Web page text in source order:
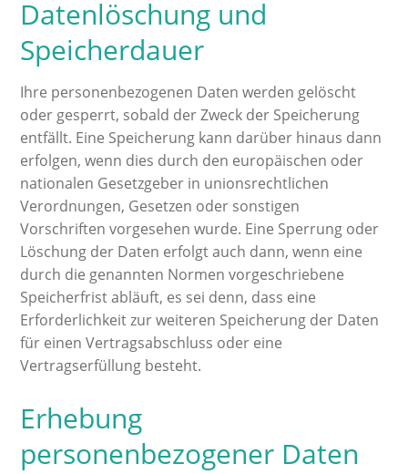
Datenlöschung und
Speicherdauer
Ihre personenbezogenen Daten werden gelöscht
oder gesperrt, sobald der Zweck der Speicherung
entfällt. Eine Speicherung kann darüber hinaus dann
erfolgen, wenn dies durch den europäischen oder
nationalen Gesetzgeber in unionsrechtlichen
Verordnungen, Gesetzen oder sonstigen
Vorschriften vorgesehen wurde. Eine Sperrung oder
Löschung der Daten erfolgt auch dann, wenn eine
durch die genannten Normen vorgeschriebene
Speicherfrist abläuft, es sei denn, dass eine
Erforderlichkeit zur weiteren Speicherung der Daten
für einen Vertragsabschluss oder eine
Vertragserfüllung besteht.
Erhebung
personenbezogener Daten